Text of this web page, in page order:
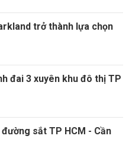
trở thành lựa chọn
đai 3 xuyên khu đô thị TP
sắt TP HCM - Cần